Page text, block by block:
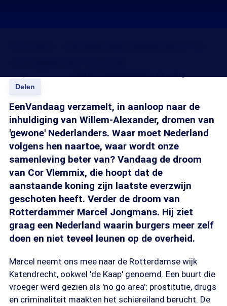
Delen
EenVandaag verzamelt, in aanloop naar de
inhuldiging van Willem-Alexander, dromen van
'gewone' Nederlanders. Waar moet Nederland
volgens hen naartoe, waar wordt onze
samenleving beter van? Vandaag de droom
van Cor Vlemmix, die hoopt dat de
aanstaande koning zijn laatste everzwijn
geschoten heeft. Verder de droom van
Rotterdammer Marcel Jongmans. Hij ziet
graag een Nederland waarin burgers meer zelf
doen en niet teveel leunen op de overheid.
Marcel neemt ons mee naar de Rotterdamse wijk
Katendrecht, ookwel 'de Kaap' genoemd. Een buurt die
vroeger werd gezien als 'no go area': prostitutie, drugs
en criminaliteit maakten het schiereiland berucht. De